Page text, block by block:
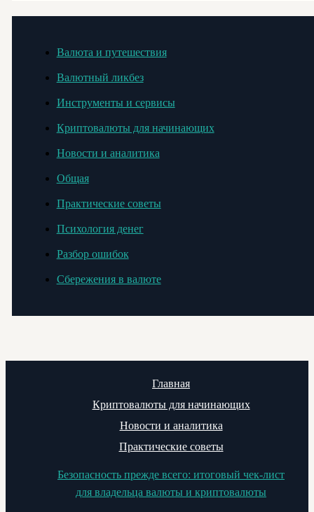
Валюта и путешествия
Валютный ликбез
Инструменты и сервисы
Криптовалюты для начинающих
Новости и аналитика
Общая
Практические советы
Психология денег
Разбор ошибок
Сбережения в валюте
Главная
Криптовалюты для начинающих
Новости и аналитика
Практические советы
Безопасность прежде всего: итоговый чек-лист
для владельца валюты и криптовалюты